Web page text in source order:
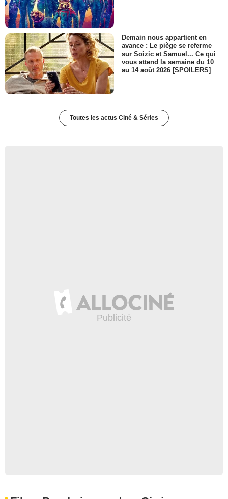
Demain nous appartient en
avance : Le piège se referme
sur Soizic et Samuel... Ce qui
vous attend la semaine du 10
au 14 août 2026 [SPOILERS]
Toutes les actus Ciné & Séries